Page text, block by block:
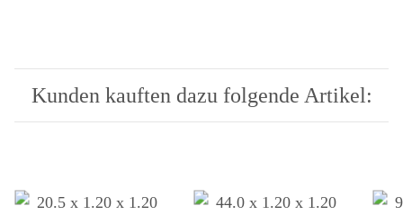
Kunden kauften dazu folgende Artikel: